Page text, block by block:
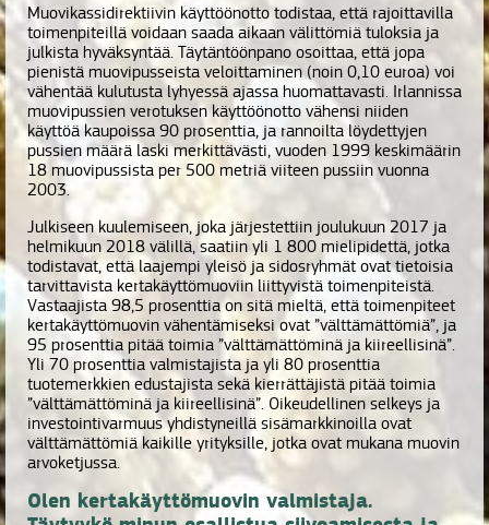
Muovikassidirektiivin käyttöönotto todistaa, että rajoittavilla
toimenpiteillä voidaan saada aikaan välittömiä tuloksia ja
julkista hyväksyntää. Täytäntöönpano osoittaa, että jopa
pienistä muovipusseista veloittaminen (noin 0,10 euroa) voi
vähentää kulutusta lyhyessä ajassa huomattavasti. Irlannissa
muovipussien verotuksen käyttöönotto vähensi niiden
käyttöä kaupoissa 90 prosenttia, ja rannoilta löydettyjen
pussien määrä laski merkittävästi, vuoden 1999 keskimäärin
18 muovipussista per 500 metriä viiteen pussiin vuonna
2003.
Julkiseen kuulemiseen, joka järjestettiin joulukuun 2017 ja
helmikuun 2018 välillä, saatiin yli 1 800 mielipidettä, jotka
todistavat, että laajempi yleisö ja sidosryhmät ovat tietoisia
tarvittavista kertakäyttömuoviin liittyvistä toimenpiteistä.
Vastaajista 98,5 prosenttia on sitä mieltä, että toimenpiteet
kertakäyttömuovin vähentämiseksi ovat ”välttämättömiä”, ja
95 prosenttia pitää toimia ”välttämättöminä ja kiireellisinä”.
Yli 70 prosenttia valmistajista ja yli 80 prosenttia
tuotemerkkien edustajista sekä kierrättäjistä pitää toimia
”välttämättöminä ja kiireellisinä”. Oikeudellinen selkeys ja
investointivarmuus yhdistyneillä sisämarkkinoilla ovat
välttämättömiä kaikille yrityksille, jotka ovat mukana muovin
arvoketjussa.
Olen kertakäyttömuovin valmistaja.